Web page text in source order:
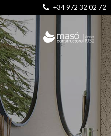
+34 972 32 02 72